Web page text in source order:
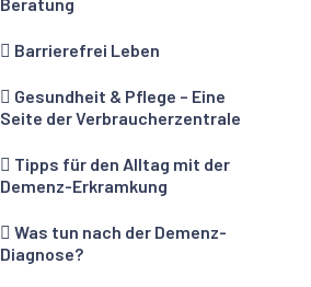
Barrierefrei Leben
Gesundheit & Pflege – Eine
Seite der Verbraucherzentrale
Tipps für den Alltag mit der
Demenz-Erkramkung
Was tun nach der Demenz-
Diagnose?